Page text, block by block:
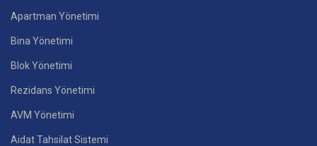
Apartman Yönetimi
Bina Yönetimi
Blok Yönetimi
Rezidans Yönetimi
AVM Yönetimi
Aidat Tahsilat Sistemi